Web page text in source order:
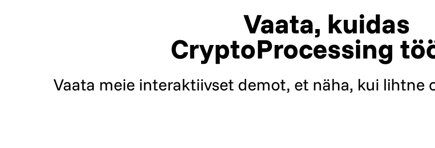
Vaata, kuidas
CryptoProcessing
Vaata meie interaktiivset demot, et näha, kui lihtne